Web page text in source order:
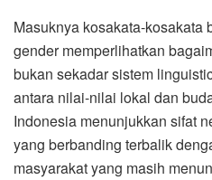
Masuknya kosakata-kosakata
gender memperlihatkan
bukan sekadar sistem
antara nilai-nilai lokal dan
Indonesia menunjukkan sifat
yang berbanding terbalik
masyarakat yang masih